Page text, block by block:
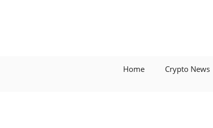
Home Crypto News